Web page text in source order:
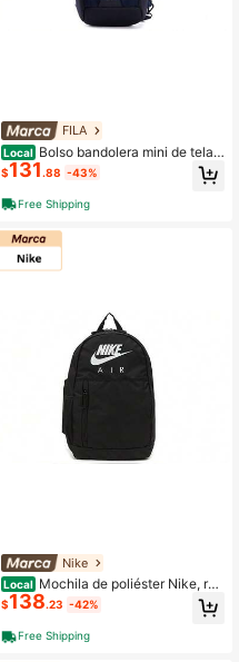
FILA
Local Bolso bandolera mini de tela F
ILA unisex azul real
$131 .88 -43%
Free Shipping
Nike
Local Mochila de poliéster Nike, reg
ular, unisex, negra
$138.23 -42%
Free Shipping